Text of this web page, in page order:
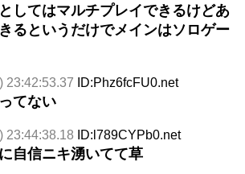
してはマルチプレイできるけどあ
るというだけでメインはソロゲー
23:42:53.37 ID:Phz6fcFU0.net
てない
23:44:38.18 ID:l789CYPb0.net
自信ニキ湧いてて草